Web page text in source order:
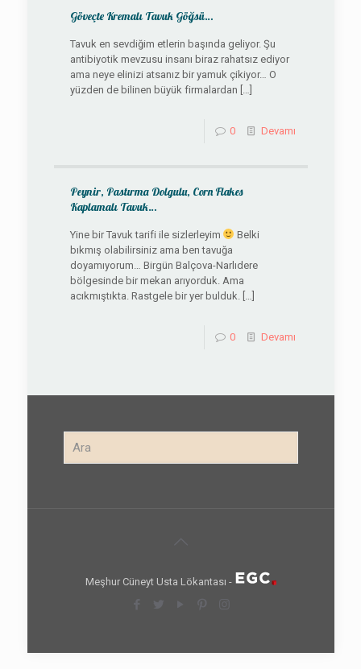
Göveçte Kremalı Tavuk Göğsü…
Tavuk en sevdiğim etlerin başında geliyor. Şu
antibiyotik mevzusu insanı biraz rahatsız ediyor
ama neye elinizi atsanız bir yamuk çikiyor… O
yüzden de bilinen büyük firmalardan […]
0 Devamı
Peynir, Pastırma Dolgulu, Corn Flakes
Kaplamalı Tavuk…
Yine bir Tavuk tarifi ile sizlerleyim
Belki
bıkmış olabilirsiniz ama ben tavuğa
doyamıyorum… Birgün Balçova-Narlıdere
bölgesinde bir mekan arıyorduk. Ama
acıkmıştıkta. Rastgele bir yer bulduk.[…]
0 Devamı
Meşhur Cüneyt Usta Lökantası -